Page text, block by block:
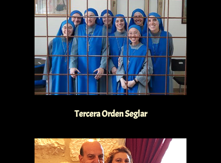
Tercera Orden Seglar